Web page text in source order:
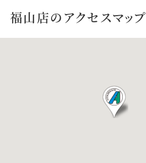
福山店のアクセスマップ